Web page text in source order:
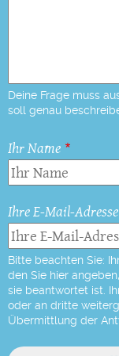
Deine Frage muss
soll genau
Ihr Name
Ihre E-Mail-Adresse
Bitte beachten Sie:
den Sie hier
sie beantwortet ist.
oder an dritte
Übermittlung der